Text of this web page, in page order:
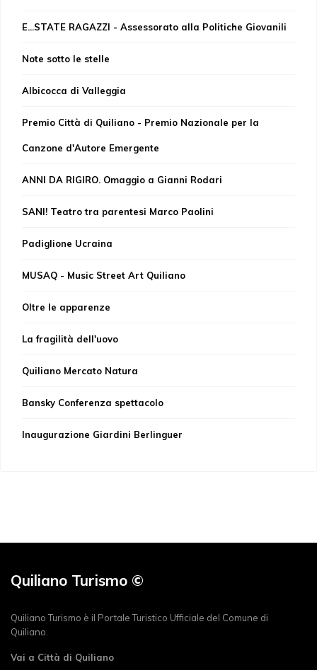
E...STATE RAGAZZI - Assessorato alla Politiche Giovanili
Note sotto le stelle
Albicocca di Valleggia
Premio Città di Quiliano - Premio Nazionale per la
Canzone d'Autore Emergente
ANNI DA RIGIRO. Omaggio a Gianni Rodari
SANI! Teatro tra parentesi Marco Paolini
Padiglione Ucraina
MUSAQ - Music Street Art Quiliano
Oltre le apparenze
La fragilità dell'uovo
Quiliano Mercato Natura
Bansky Conferenza spettacolo
Inaugurazione Giardini Berlinguer
Quiliano Turismo ©
Quiliano Turismo è il Portale Turistico Ufficiale del Comune di
Quiliano.
Vai a Città di Quiliano